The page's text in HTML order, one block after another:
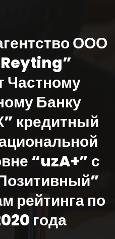
ООО
Частному
Банку
кредитный
“uzA+” с
рейтинга по
года